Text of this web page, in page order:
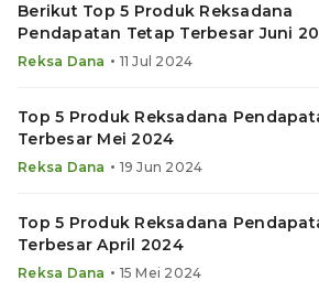
Berikut Top 5 Produk Reksadana
Pendapatan Tetap Terbesar Juni
Reksa Dana • 11 Jul 2024
Top 5 Produk Reksadana
Terbesar Mei 2024
Reksa Dana • 19 Jun 2024
Top 5 Produk Reksadana
Terbesar April 2024
Reksa Dana • 15 Mei 2024